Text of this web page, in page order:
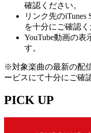
確認ください。
リンク先の
を十分にご確認く
YouTube動画の表
す。
※対象楽曲の最新の配
ービスにて十分にご確
PICK UP